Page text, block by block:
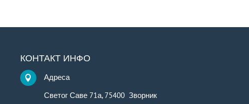
КОНТАКТ ИНФО
 Адреса
Светог Саве 71а, 75400 Зворник